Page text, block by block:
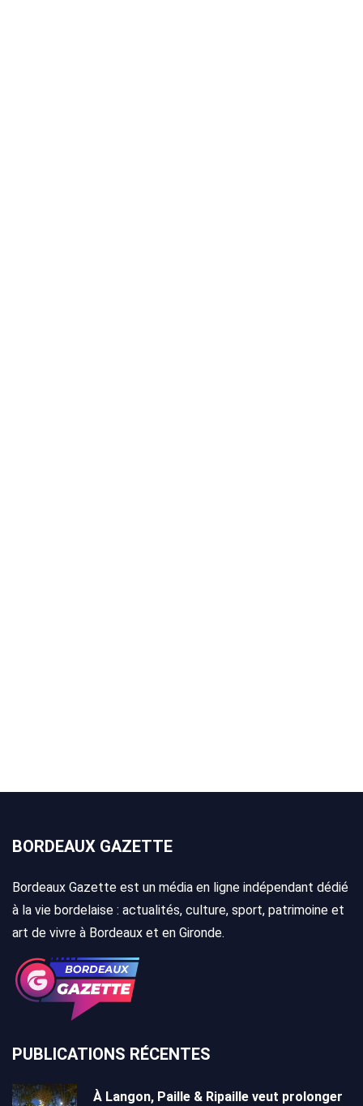
BORDEAUX GAZETTE
Bordeaux Gazette est un média en ligne indépendant dédié
à la vie bordelaise : actualités, culture, sport, patrimoine et
art de vivre à Bordeaux et en Gironde.
PUBLICATIONS RÉCENTES
À Langon, Paille & Ripaille veut prolonger